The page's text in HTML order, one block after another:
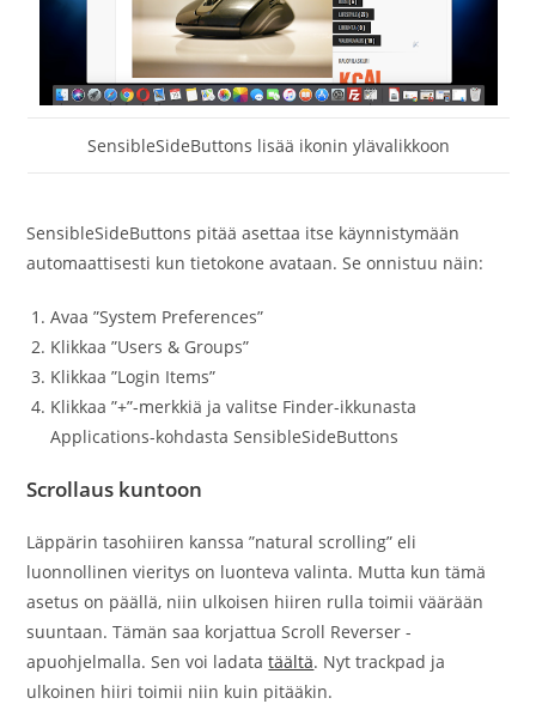
SensibleSideButtons lisää ikonin ylävalikkoon
SensibleSideButtons pitää asettaa itse käynnistymään
automaattisesti kun tietokone avataan. Se onnistuu näin:
Avaa ”System Preferences”
Klikkaa ”Users & Groups”
Klikkaa ”Login Items”
Klikkaa ”+”-merkkiä ja valitse Finder-ikkunasta
Applications-kohdasta SensibleSideButtons
Scrollaus kuntoon
Läppärin tasohiiren kanssa ”natural scrolling” eli
luonnollinen vieritys on luonteva valinta. Mutta kun tämä
asetus on päällä, niin ulkoisen hiiren rulla toimii väärään
suuntaan. Tämän saa korjattua Scroll Reverser -
apuohjelmalla. Sen voi ladatatäältä. Nyt trackpad ja
ulkoinen hiiri toimii niin kuin pitääkin.